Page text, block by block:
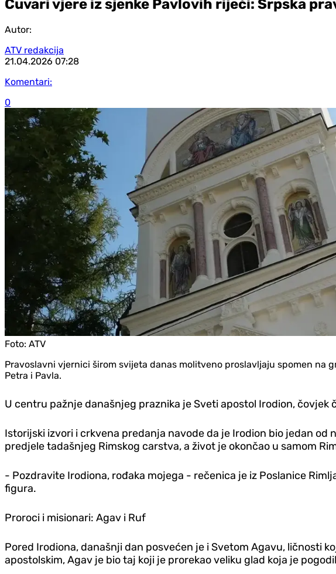
Čuvari vjere iz sjenke Pavlovih riječi: Srpska
Autor:
ATV redakcija
21.04.2026 07:28
Komentari:
0
Foto: ATV
Pravoslavni vjernici širom svijeta danas molitveno proslavljaju spomen
Petra i Pavla.
U centru pažnje današnjeg praznika je Sveti apostol Irodion,
Istorijski izvori i crkvena predanja navode da je Irodion bio jedan
predjele tadašnjeg Rimskog carstva, a život je okončao u samom
- Pozdravite Irodiona, rođaka mojega - rečenica je iz Poslanice
figura.
Proroci i misionari: Agav i Ruf
Pored Irodiona, današnji dan posvećen je i Svetom Agavu, ličnosti
apostolskim, Agav je bio taj koji je prorekao veliku glad koja je